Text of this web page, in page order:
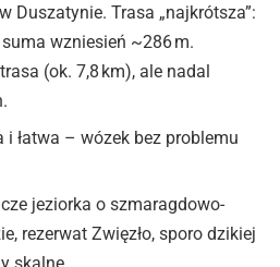
Duszatynie. Trasa „najkrótsza”:
suma wzniesień ~286 m.
(ok. 7,8 km), ale nadal
i łatwa – wózek bez problemu
jeziorka o szmaragdowo-
rezerwat Zwięzło, sporo dzikiej